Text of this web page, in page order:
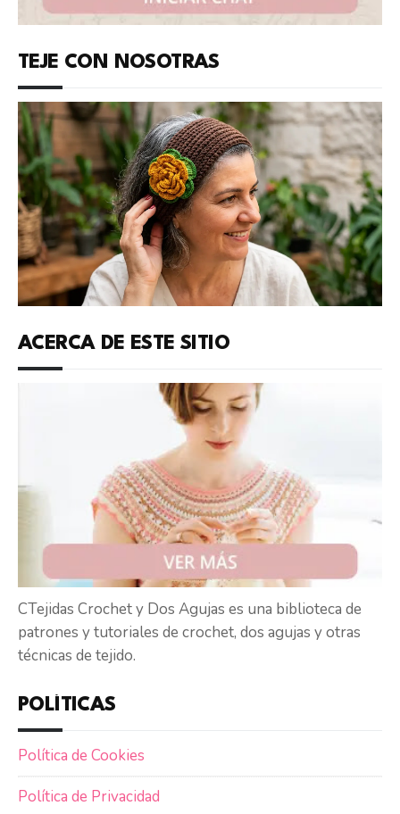
TEJE CON NOSOTRAS
ACERCA DE ESTE SITIO
CTejidas Crochet y Dos Agujas es una biblioteca de
patrones y tutoriales de crochet, dos agujas y otras
técnicas de tejido.
POLÍTICAS
Política de Cookies
Política de Privacidad